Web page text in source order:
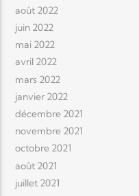
août 2022
juin 2022
mai 2022
avril 2022
mars 2022
janvier 2022
décembre 2021
novembre 2021
octobre 2021
août 2021
juillet 2021